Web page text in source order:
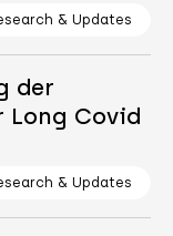
& Updates
der
Covid
& Updates